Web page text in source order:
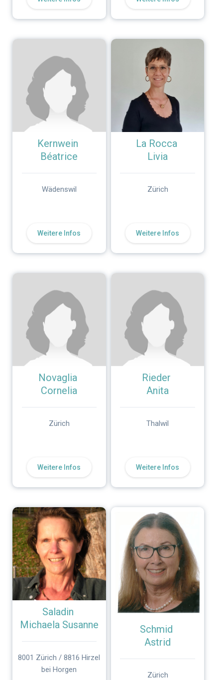
Kernwein
Béatrice
Wädenswil
Weitere Infos
La Rocca
Livia
Zürich
Weitere Infos
Novaglia
Cornelia
Zürich
Weitere Infos
Rieder
Anita
Thalwil
Weitere Infos
Saladin
Michaela Susanne
8001 Zürich / 8816 Hirzel
bei Horgen
Schmid
Astrid
Zürich